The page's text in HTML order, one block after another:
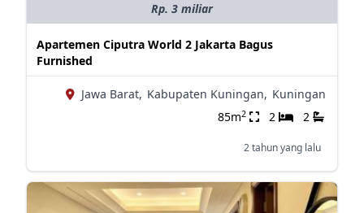
Rp. 3 miliar
Apartemen Ciputra World 2 Jakarta Bagus
Furnished
Jawa Barat, Kabupaten Kuningan, Kuningan
85m2 2 2
2 tahun yang lalu